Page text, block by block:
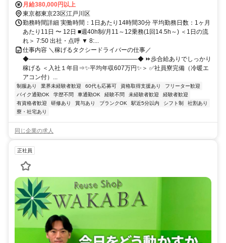
6分
月給380,000円以上
東京都東京23区江戸川区
勤務時間詳細 実働時間：1日あたり14時間30分 平均勤務日数：1ヶ月
あたり11日 〜 12日 ■週40h制/月11～12乗務(1回14.5h～) ＜1日の流
れ＞ 7:50 出社・点呼 ▼ 8:...
仕事内容 ＼稼げるタクシードライバーの仕事／
◆――――――――――――――――――◆ ⏩歩合給ありでしっかり
稼げる ＜入社１年目⇒✨平均年収607万円✨＞ ✅社員寮完備（冷暖エ
アコン付）...
制服あり 業界未経験者歓迎 60代も応募可 資格取得支援あり
フリーター歓迎
バイク通勤OK
学歴不問 車通勤OK 経験不問 未経験者歓迎
経験者歓迎
有資格者歓迎
研修あり 賞与あり ブランクOK 駅近5分以内 シフト制
社割あり
寮・社宅あり
同じ企業の求人
正社員